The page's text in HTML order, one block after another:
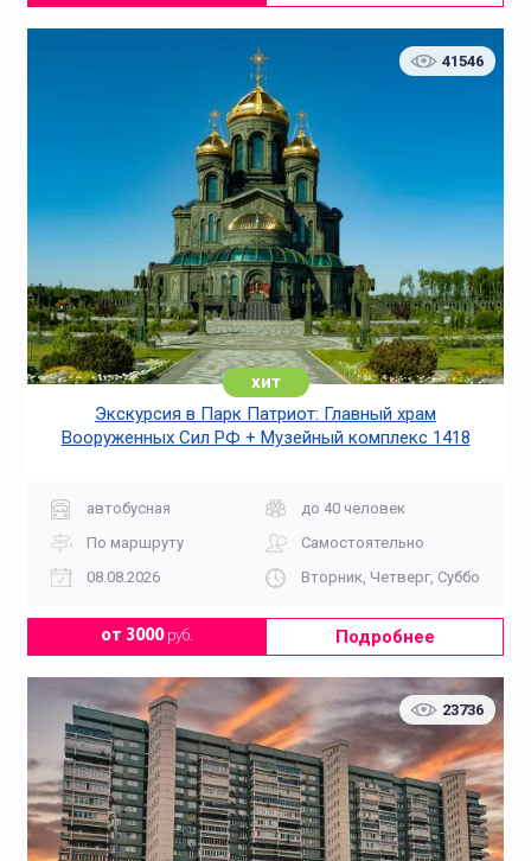
41546
хит
Экскурсия в Парк Патриот: Главный храм
Вооруженных Сил РФ + Музейный комплекс 1418
автобусная
до 40 человек
По маршруту
Самостоятельно
08.08.2026
Вторник, Четверг, Суббота,
от 3000руб. Подробнее
23736